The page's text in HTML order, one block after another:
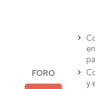
FORO
y